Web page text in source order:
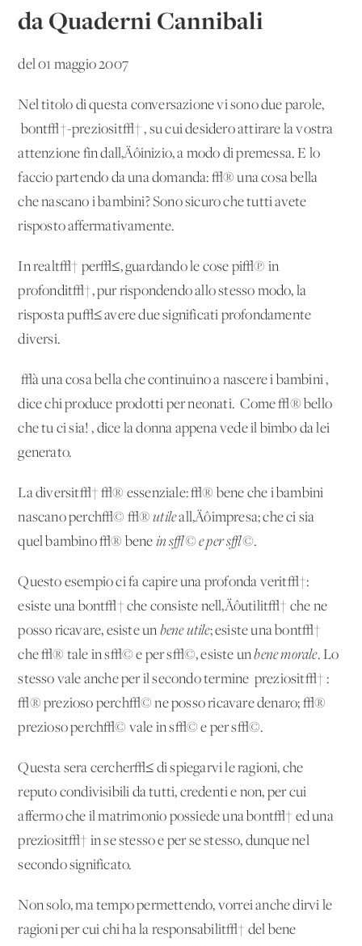
da Quaderni Cannibali
del 01 maggio 2007
Nel titolo di questa conversazione vi sono due parole,
'bont√†-preziosit√†', su cui desidero attirare la vostra
attenzione fin dall‚Äôinizio, a modo di premessa. E lo
faccio partendo da una domanda: √® una cosa bella
che nascano i bambini? Sono sicuro che tutti avete
risposto affermativamente.
In realt√† per√≤, guardando le cose pi√π in
profondit√†, pur rispondendo allo stesso modo, la
risposta pu√≤ avere due significati profondamente
diversi.
'√à una cosa bella che continuino a nascere i bambini',
dice chi produce prodotti per neonati. 'Come √® bello
che tu ci sia!', dice la donna appena vede il bimbo da lei
generato.
La diversit√† √® essenziale: √® bene che i bambini
nascano perch√© √®utileall‚Äôimpresa; che ci sia
quel bambino √® bene in s√© e per s√©.
Questo esempio ci fa capire una profonda verit√†:
esiste una bont√† che consiste nell‚Äôutilit√† che ne
posso ricavare, esiste un bene utile; esiste una bont√†
che √® tale in s√© e per s√©, esiste unbene morale. Lo
stesso vale anche per il secondo termine 'preziosit√†':
√® prezioso perch√© ne posso ricavare denaro; √®
prezioso perch√© vale in s√© e per s√©.
Questa sera cercher√≤ di spiegarvi le ragioni, che
reputo condivisibili da tutti, credenti e non, per cui
affermo che il matrimonio possiede una bont√† ed una
preziosit√† in se stesso e per se stesso, dunque nel
secondo significato.
Non solo, ma tempo permettendo, vorrei anche dirvi le
ragioni per cui chi ha la responsabilit√† del bene